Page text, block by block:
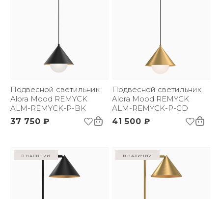
Подвесной светильник
Alora Mood REMYCK
ALM-REMYCK-P-BK
37 750 ₽
Подвесной светильник
Alora Mood REMYCK
ALM-REMYCK-P-GD
41 500 ₽
в наличии в наличии